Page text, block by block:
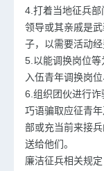
4.打着当地征兵
领导或其亲戚是
子，以需要活动经
5.以能调换岗位
入伍青年调换岗
6.组织团伙进行诈
巧语骗取应征青
部或充当前来接
送给他们。
廉洁征兵相关规定